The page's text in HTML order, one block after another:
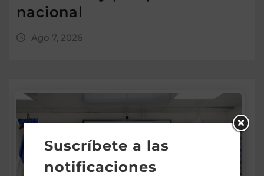
nacional
Ago 7, 2026
Suscríbete a las
notificaciones